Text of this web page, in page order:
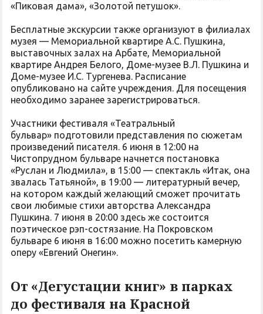
«Пиковая дама», «Золотой петушок».
Бесплатные экскурсии также организуют в филиалах
музея — Мемориальной квартире А.С. Пушкина,
выставочных залах на Арбате, Мемориальной
квартире Андрея Белого, Доме-музее В.Л. Пушкина и
Доме-музее И.С. Тургенева. Расписание
опубликовано на сайте учреждения. Для посещения
необходимо заранее зарегистрироваться.
Участники фестиваля «Театральный
бульвар» подготовили представления по сюжетам
произведений писателя. 6 июня в 12:00 на
Чистопрудном бульваре начнется постановка
«Руслан и Людмила», в 15:00 — спектакль «Итак, она
звалась Татьяной», в 19:00 — литературный вечер,
на котором каждый желающий сможет прочитать
свои любимые стихи авторства Александра
Пушкина. 7 июня в 20:00 здесь же состоится
поэтическое рэп-состязание. На Покровском
бульваре 6 июня в 16:00 можно посетить камерную
оперу «Евгений Онегин».
От «Дегустации книг» в парках
до фестиваля на Красной